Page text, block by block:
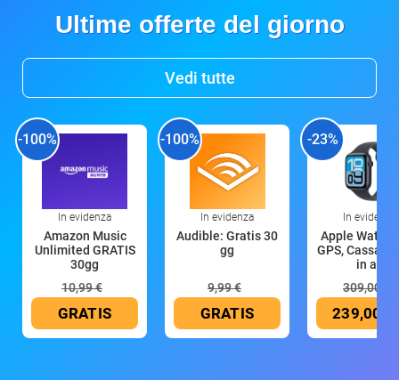
Ultime offerte del giorno
Vedi tutte
-100%
In evidenza
Amazon Music
Unlimited GRATIS
30gg
10,99 €
GRATIS
-100%
In evidenza
Audible: Gratis 30
gg
9,99 €
GRATIS
-23%
In evidenza
Apple Watch
GPS, Cassa
in all
309,00 €
239,00 €